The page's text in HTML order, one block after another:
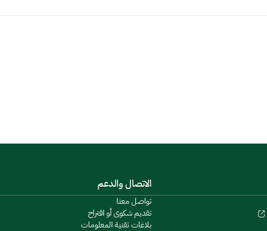
الاتصال والدعم
تواصل معنا
تقديم شكوى أو اقتراح
بلاغات تقنية المعلومات